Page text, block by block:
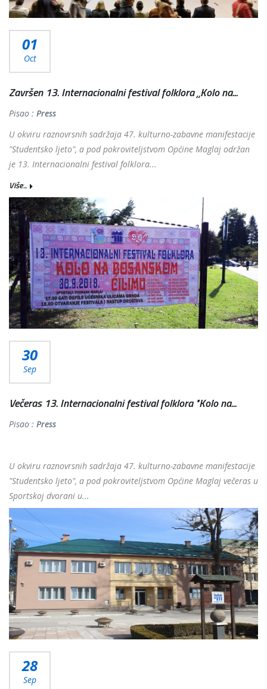
01
Oct
Završen 13. Internacionalni festival folklora „Kolo na...
Pisao : Press
U okviru raznovrsnih sadržaja 47. kulturno-zabavne manifestacije
"Studentsko ljeto", a pod pokroviteljstvom Općine Maglaj održan
je 13. Internacionalni festival folklora...
Više...
30
Sep
Večeras 13. Internacionalni festival folklora "Kolo na...
Pisao : Press
U okviru raznovrsnih sadržaja 47. kulturno-zabavne manifestacije
"Studentsko ljeto", a pod pokroviteljstvom Općine Maglaj večeras u
Sportskoj dvorani u...
Više...
28
Sep